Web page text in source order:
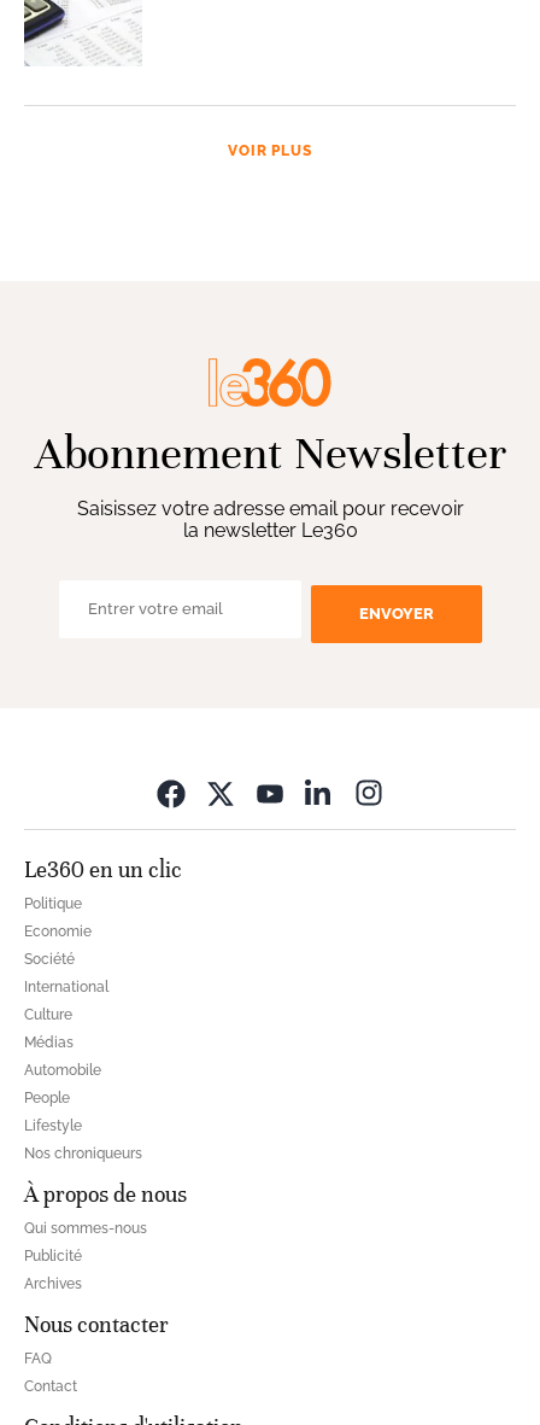
VOIR PLUS
Abonnement Newsletter
Saisissez votre adresse email pour recevoir
la newsletter Le360
ENVOYER
Le360 en un clic
Politique
Economie
Société
International
Culture
Médias
Automobile
People
Lifestyle
Nos chroniqueurs
À propos de nous
Qui sommes-nous
Publicité
Archives
Nous contacter
FAQ
Contact